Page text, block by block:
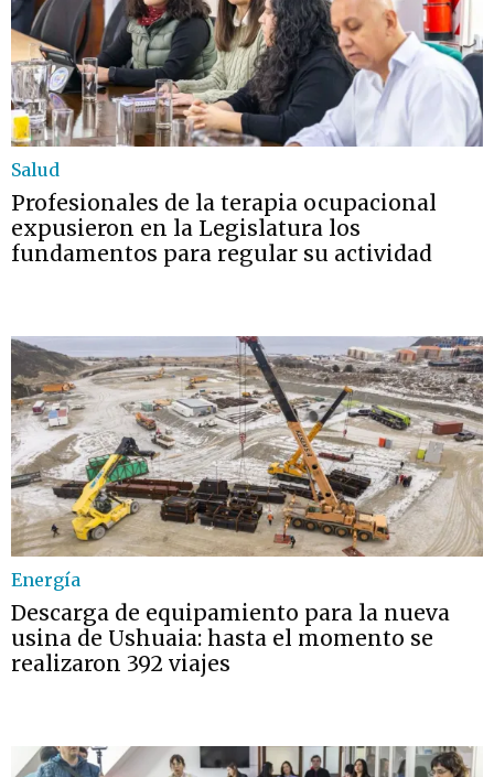
Salud
Profesionales de la terapia ocupacional
expusieron en la Legislatura los
fundamentos para regular su actividad
Energía
Descarga de equipamiento para la nueva
usina de Ushuaia: hasta el momento se
realizaron 392 viajes